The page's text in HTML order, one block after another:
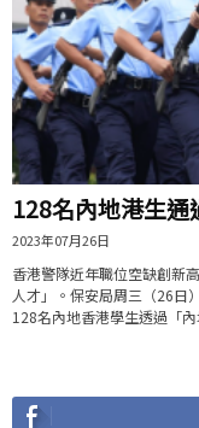
128名內地港生
2023年07月26日
香港警隊近年職位空缺創新
人才」。保安局周三（26日
128名內地香港學生透過「